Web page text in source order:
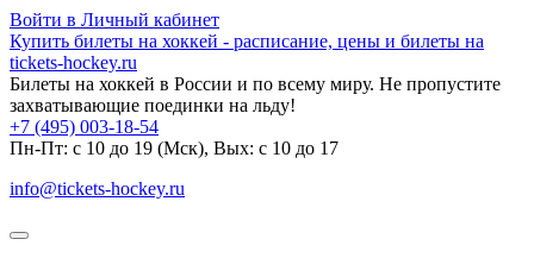
Войти в Личный кабинет
Купить билеты на хоккей - расписание, цены и билеты на
tickets-hockey.ru
Билеты на хоккей в России и по всему миру. Не пропустите
захватывающие поединки на льду!
+7 (495) 003-18-54
Пн-Пт: c 10 до 19 (Мск), Вых: с 10 до 17
info@tickets-hockey.ru